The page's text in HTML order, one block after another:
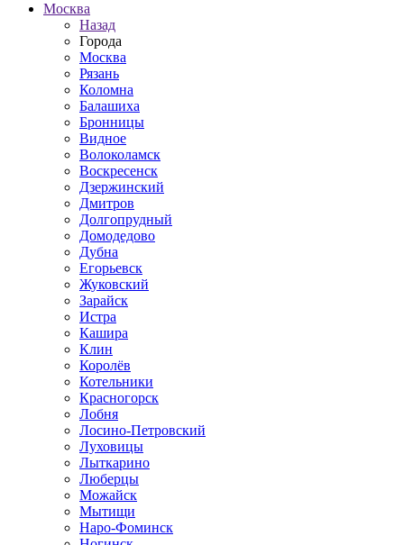
Москва
Назад
Города
Москва
Рязань
Коломна
Балашиха
Бронницы
Видное
Волоколамск
Воскресенск
Дзержинский
Дмитров
Долгопрудный
Домодедово
Дубна
Егорьевск
Жуковский
Зарайск
Истра
Кашира
Клин
Королёв
Котельники
Красногорск
Лобня
Лосино-Петровский
Луховицы
Лыткарино
Люберцы
Можайск
Мытищи
Наро-Фоминск